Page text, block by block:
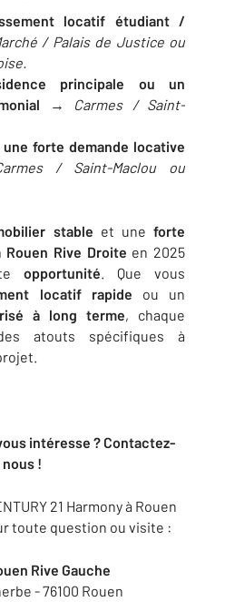
locatif étudiant /
/ Palais de Justice ou
principale ou un
→ Carmes / Saint-
forte demande locative
/ Saint-Maclou ou
stable et une forte
Rouen Rive Droite en 2025
opportunité. Que vous
locatif rapide ou un
à long terme, chaque
atouts spécifiques à
intéresse ? Contactez-
nous !
21 Harmony à Rouen
toute question ou visite :
Rive Gauche
- 76100 Rouen